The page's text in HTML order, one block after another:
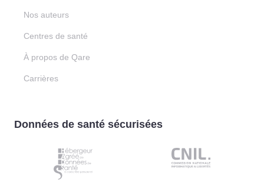
Nos auteurs
Centres de santé
À propos de Qare
Carrières
Données de santé sécurisées